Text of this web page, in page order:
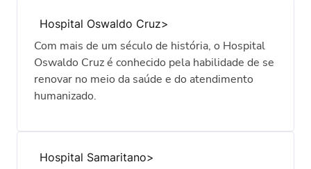
espaços aconchegantes.
Hospital Oswaldo Cruz
Com mais de um século de história, o Hospital
Oswaldo Cruz é conhecido pela habilidade de se
renovar no meio da saúde e do atendimento
humanizado.
Hospital Samaritano